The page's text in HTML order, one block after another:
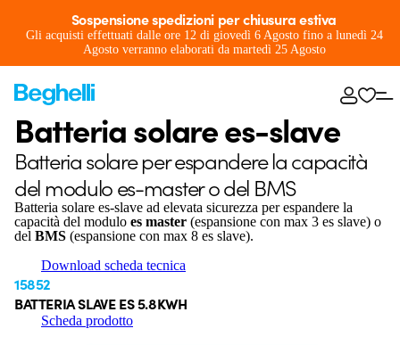
Sospensione spedizioni per chiusura estiva
Gli acquisti effettuati dalle ore 12 di giovedì 6 Agosto fino a lunedì 24
Agosto verranno elaborati da martedì 25 Agosto
Batteria solare es-slave
Batteria solare per espandere la capacità
del modulo es-master o del BMS
Batteria solare es-slave ad elevata sicurezza per espandere la
capacità del modulo es master (espansione con max 3 es slave) o
del BMS (espansione con max 8 es slave).
Download scheda tecnica
15852
BATTERIA SLAVE ES 5.8KWH
Scheda prodotto